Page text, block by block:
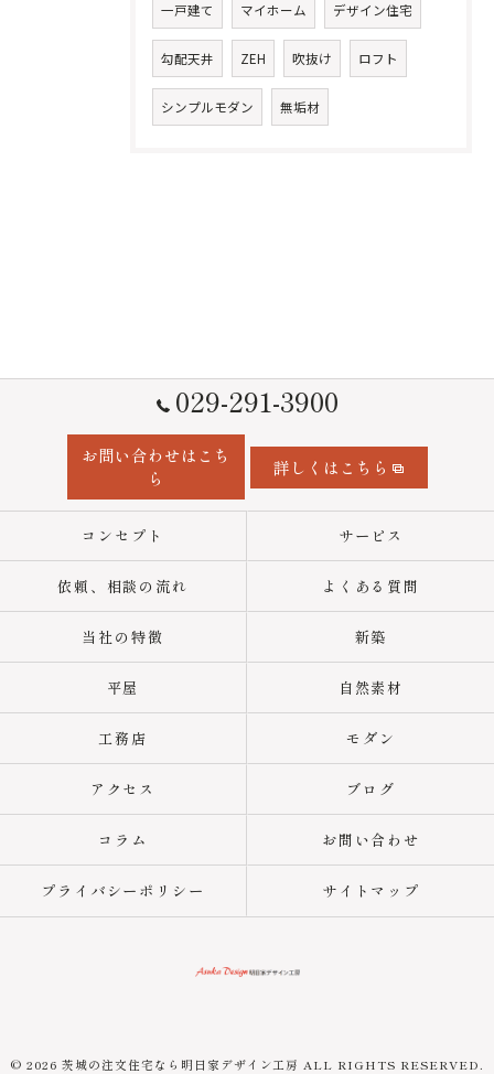
一戸建て マイホーム デザイン住宅
勾配天井 ZEH 吹抜け ロフト
シンプルモダン 無垢材
029-291-3900
お問い合わせはこち
ら
詳しくはこちら
コンセプト サービス
依頼、相談の流れ よくある質問
当社の特徴 新築
平屋 自然素材
工務店 モダン
アクセス ブログ
コラム お問い合わせ
プライバシーポリシー サイトマップ
© 2026 茨城の注文住宅なら明日家デザイン工房 ALL RIGHTS RESERVED.